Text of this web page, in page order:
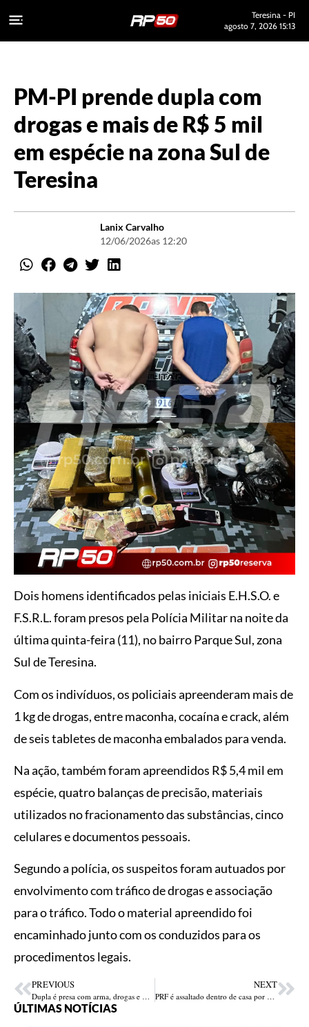
Teresina - PI
agosto 7, 2026 15:13
PM-PI prende dupla com
drogas e mais de R$ 5 mil
em espécie na zona Sul de
Teresina
Lanix Carvalho
12/06/2026as 12:20
Dois homens identificados pelas iniciais E.H.S.O. e
F.S.R.L. foram presos pela Polícia Militar na noite da
última quinta-feira (11), no bairro Parque Sul, zona
Sul de Teresina.
Com os indivíduos, os policiais apreenderam mais de
1 kg de drogas, entre maconha, cocaína e crack, além
de seis tabletes de maconha embalados para venda.
Na ação, também foram apreendidos R$ 5,4 mil em
espécie, quatro balanças de precisão, materiais
utilizados no fracionamento das substâncias, cinco
celulares e documentos pessoais.
Segundo a polícia, os suspeitos foram autuados por
envolvimento com tráfico de drogas e associação
para o tráfico. Todo o material apreendido foi
encaminhado junto com os conduzidos para os
procedimentos legais.
PREVIOUS
Dupla é presa com arma, drogas e máscara de “La Casa de Papel” na zona Leste de Teresina
NEXT
PRF é assaltado dentro de casa por dupla armada em Timon-MA
ÚLTIMAS NOTÍCIAS